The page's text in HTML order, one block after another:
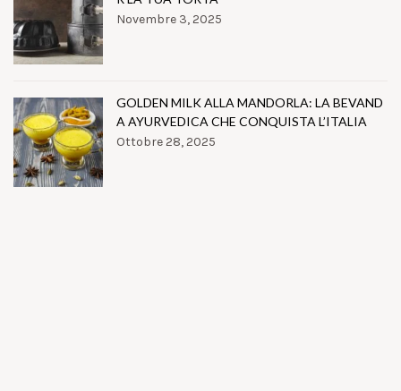
Novembre 3, 2025
GOLDEN MILK ALLA MANDORLA: LA BEVAND
A AYURVEDICA CHE CONQUISTA L’ITALIA
Ottobre 28, 2025